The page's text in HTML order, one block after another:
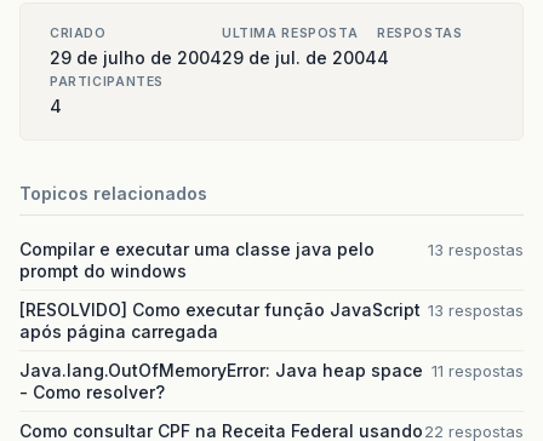
CRIADO
29 de julho de 2004
ULTIMA RESPOSTA
29 de jul. de 2004
RESPOSTAS
4
PARTICIPANTES
4
Topicos relacionados
Compilar e executar uma classe java pelo
prompt do windows
13 respostas
[RESOLVIDO] Como executar função JavaScript
após página carregada
13 respostas
Java.lang.OutOfMemoryError: Java heap space
- Como resolver?
11 respostas
Como consultar CPF na Receita Federal usando22 respostas